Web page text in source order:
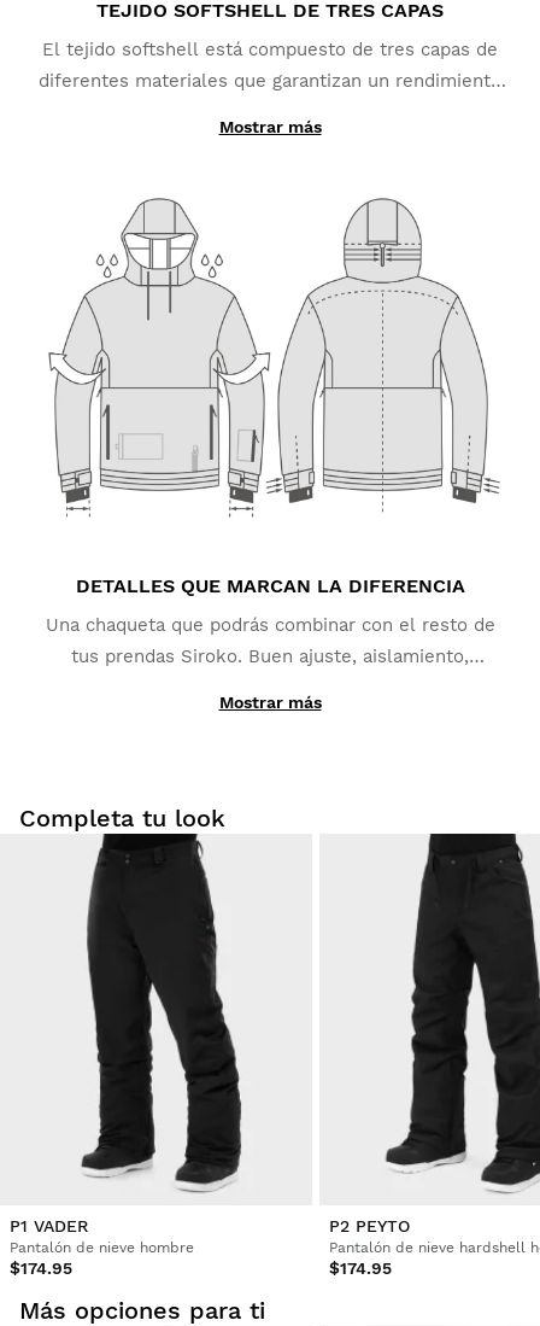
¿Ha sido útil esta opinión? Sí Denunciar Compartir
Snowboard Jacket Siroko W1 Dolomites S
¡Súper! Muy buena chaqueta.
¿Ha sido útil esta opinión? Sí Compartir hace 3 años
1 2 3 4 5 6 ... 61
TEJIDO SOFTSHELL DE TRES CAPAS
El tejido softshell está compuesto de tres capas de
diferentes materiales que garantizan un rendimiento
compuesta por una membrana de TPU que
proporciona protección cortavientos, permitiendo al
mismo tiempo evacuar la humedad corporal. La capa
interior garantiza un excelente aislamiento térmico
gracias a su tejido micropolar de poliéster que
contribuye a retener el calor corporal.
Mostrar más
DETALLES QUE MARCAN LA DIFERENCIA
Una chaqueta que podrás combinar con el resto de
tus prendas Siroko. Buen ajuste, aislamiento,
Mostrar más
Completa tu look
P1 VADER
Pantalón de nieve hombre
$174.95
P2 PEYTO
Pantalón de nieve hardshell
$174.95
Más opciones para ti